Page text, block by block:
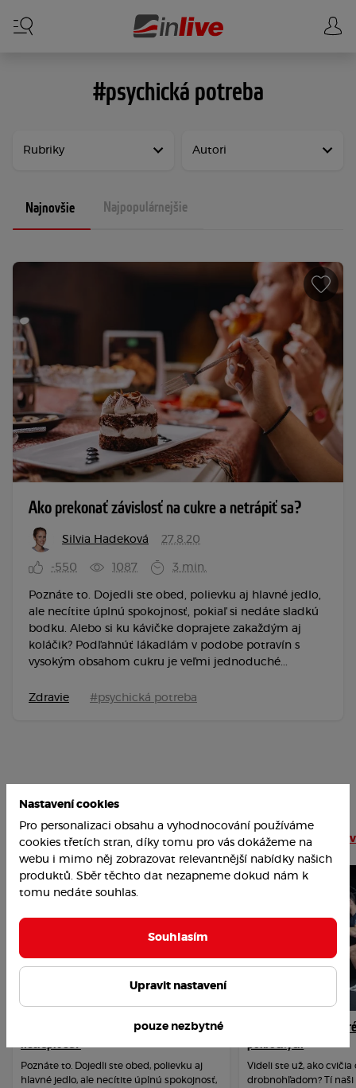
#psychická potreba
Najnovšie Najpopulárnejšie
Ako prekonať závislosť na cukre a netrápiť sa?
Silvia Hadeková 27.8.20
-550 1087 3 min.
Poznáte to. Dojedli ste obed, polievku aj hlavné jedlo,
ale necítite úplnú spokojnosť, pokiaľ si nedáte sladkú
bodku. Alebo si ku kávičke doprajete zakaždým aj
koláčik? Podľahnúť lákadlám v podobe potravín s
vysokým obsahom cukru je veľmi jednoduché...
Zdravie #psychická potreba
Rubriky Autori
Najobľúbenejšie články Čítať viac článkov
Ako prekonať závislosť na cukre a
netrápiť sa?
Poznáte to. Dojedli ste obed, polievku aj
hlavné jedlo, ale necítite úplnú spokojnosť,
VIDEO: Intervalový
pokročilých
Videli ste už, ako
drobnohľadom? Tí naši
Nastavení cookies
Pro personalizaci obsahu a vyhodnocování používáme
cookies třetích stran, díky tomu pro vás dokážeme na
webu i mimo něj zobrazovat relevantnější nabídky našich
produktů. Sběr těchto dat nezapneme dokud nám k
tomu nedáte souhlas.
Souhlasím
Upravit nastavení
pouze nezbytné